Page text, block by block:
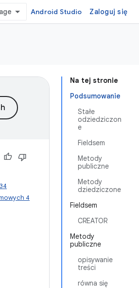
Android Studio Zaloguj się
Na tej stronie
Podsumowanie
Stałe
odziedziczon
e
Fieldsem
Metody
publiczne
Metody
dziedziczone
Fieldsem
CREATOR
Metody
publiczne
opisywanie
treści
równa się
4